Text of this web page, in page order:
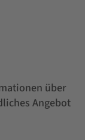
über
Angebot